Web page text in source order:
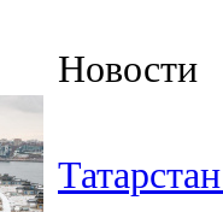
91,5 FM
106,1 FM
Новости